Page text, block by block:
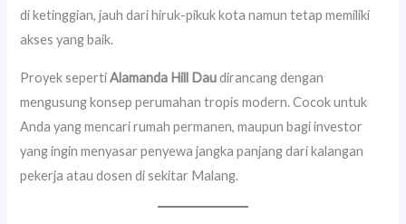
di ketinggian, jauh dari hiruk-pikuk kota namun tetap memiliki
akses yang baik.
Proyek sepertiAlamanda Hill Daudirancang dengan
mengusung konsep perumahan tropis modern. Cocok untuk
Anda yang mencari rumah permanen, maupun bagi investor
yang ingin menyasar penyewa jangka panjang dari kalangan
pekerja atau dosen di sekitar Malang.